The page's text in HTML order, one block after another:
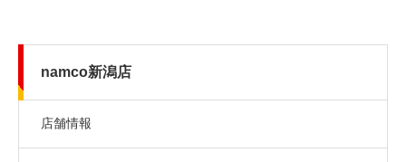
namco新潟店
店舗情報